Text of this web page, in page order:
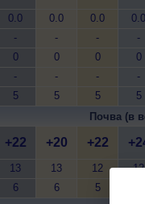
0.0
-
0
-
5
0.0
-
0
-
5
0.0
-
0
-
5
0.0
-
0
-
5
Почва (в
+22
13
6
+20
13
6
+22
12
5
12